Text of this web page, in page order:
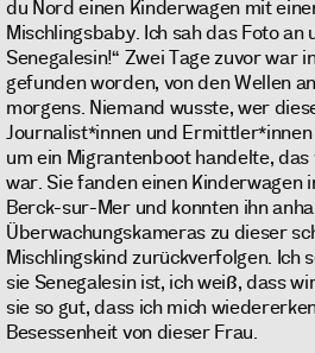
du Nord einen Kinderwagen mit
Mischlingsbaby. Ich sah das Foto an
Senegalesin!“ Zwei Tage zuvor war
gefunden worden, von den Wellen
morgens. Niemand wusste, wer
Journalist*innen und
um ein Migrantenboot handelte,
war. Sie fanden einen Kinderwagen
Berck-sur-Mer und konnten ihn
Überwachungskameras zu dieser
Mischlingskind zurückverfolgen. Ich
sie Senegalesin ist, ich weiß, dass
sie so gut, dass ich mich
Besessenheit von dieser Frau.